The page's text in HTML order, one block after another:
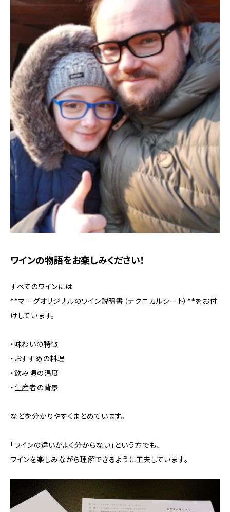
ワインの物語をお楽しみください！
すべてのワインには
**マーグオリジナルのワイン説明書（テクニカルシート）**をお付
けしています。
・味わいの特徴
・おすすめの料理
・飲み頃の温度
・生産者の背景
などを分かりやすくまとめています。
「ワインの違いがよく分からない」という方でも、
ワインを楽しみながら理解できるように工夫しています。